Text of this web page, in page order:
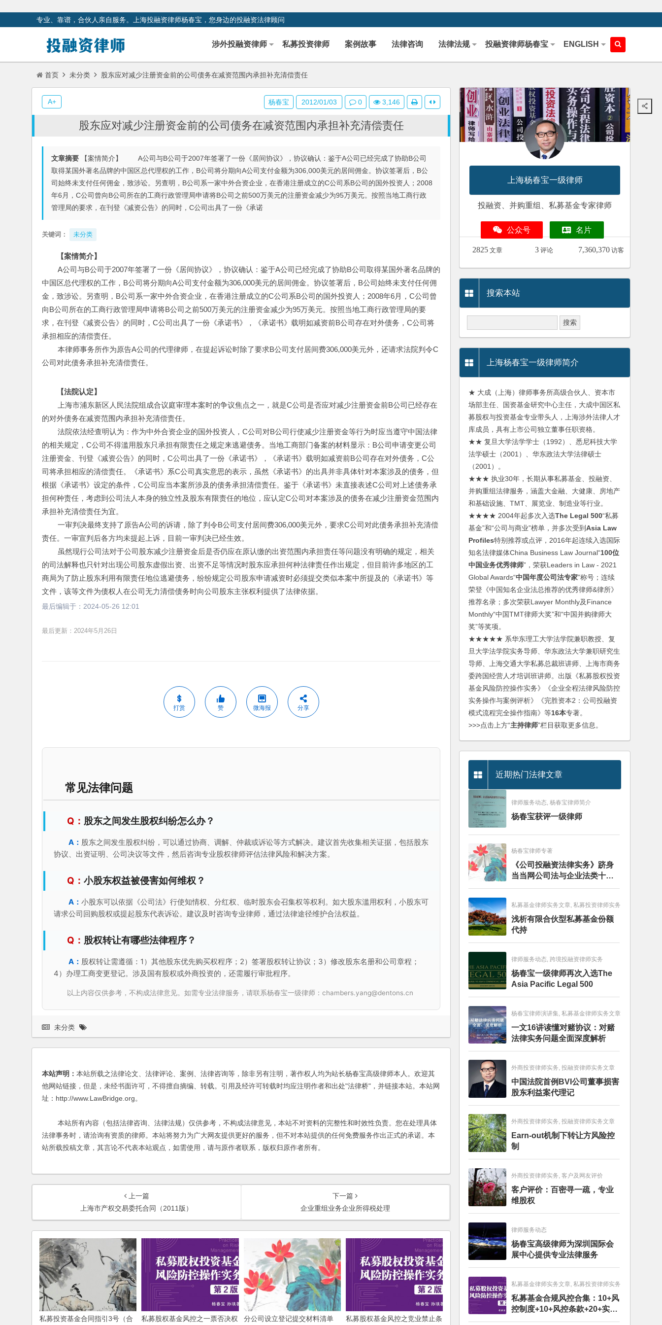
专业、靠谱，合伙人亲自服务。上海投融资律师杨春宝，您身边的投融资法律顾问
涉外投融资律师 私募投资律师 案例故事 法律咨询 法律法规 投融资律师杨春宝 ENGLISH
首页 未分类 股东应对减少注册资金前的公司债务在减资范围内承担补充清偿责任
股东应对减少注册资金前的公司债务在减资范围内承担补充清偿责任
文章摘要 【案情简介】 A公司与B公司于2007年签署了一份《居间协议》，协议确认：鉴于A公司已经完成了协助B公司
取得某国外著名品牌的中国区总代理权的工作，B公司将分期向A公司支付金额为306,000美元的居间佣金。协议签署后，B公
司始终未支付任何佣金，致涉讼。另查明，B公司系一家中外合资企业，在香港注册成立的C公司系B公司的国外投资人；2008
年6月，C公司曾向B公司所在的工商行政管理局申请将B公司之前500万美元的注册资金减少为95万美元。按照当地工商行政
管理局的要求，在刊登《减资公告》的同时，C公司出具了一份《承诺
关键词： 未分类
【案情简介】
A公司与B公司于2007年签署了一份《居间协议》，协议确认：鉴于A公司已经完成了协助B公司取得某国外著名品牌的
中国区总代理权的工作，B公司将分期向A公司支付金额为306,000美元的居间佣金。协议签署后，B公司始终未支付任何佣
金，致涉讼。另查明，B公司系一家中外合资企业，在香港注册成立的C公司系B公司的国外投资人；2008年6月，C公司曾
向B公司所在的工商行政管理局申请将B公司之前500万美元的注册资金减少为95万美元。按照当地工商行政管理局的要
求，在刊登《减资公告》的同时，C公司出具了一份《承诺书》，《承诺书》载明如减资前B公司存在对外债务，C公司将
承担相应的清偿责任。
本律师事务所作为原告A公司的代理律师，在提起诉讼时除了要求B公司支付居间费306,000美元外，还请求法院判令C
公司对此债务承担补充清偿责任。
【法院认定】
上海市浦东新区人民法院组成合议庭审理本案时的争议焦点之一，就是C公司是否应对减少注册资金前B公司已经存在
的对外债务在减资范围内承担补充清偿责任。
法院依法经查明认为：作为中外合资企业的国外投资人，C公司对B公司行使减少注册资金等行为时应当遵守中国法律
的相关规定，C公司不得滥用股东只承担有限责任之规定来逃避债务。当地工商部门备案的材料显示：B公司申请变更公司
注册资金、刊登《减资公告》的同时，C公司出具了一份《承诺书》，《承诺书》载明如减资前B公司存在对外债务，C公
司将承担相应的清偿责任。《承诺书》系C公司真实意思的表示，虽然《承诺书》的出具并非具体针对本案涉及的债务，但
根据《承诺书》设定的条件，C公司应当本案所涉及的债务承担清偿责任。鉴于《承诺书》未直接表述C公司对上述债务承
担何种责任，考虑到公司法人本身的独立性及股东有限责任的地位，应认定C公司对本案涉及的债务在减少注册资金范围内
承担补充清偿责任为宜。
一审判决最终支持了原告A公司的诉请，除了判令B公司支付居间费306,000美元外，要求C公司对此债务承担补充清偿
责任。一审宣判后各方均未提起上诉，目前一审判决已经生效。
虽然现行公司法对于公司股东减少注册资金后是否仍应在原认缴的出资范围内承担责任等问题没有明确的规定，相关
的司法解释也只针对出现公司股东虚假出资、出资不足等情况时股东应承担何种法律责任作出规定，但目前许多地区的工
商局为了防止股东利用有限责任地位逃避债务，纷纷规定公司股东申请减资时必须提交类似本案中所提及的《承诺书》等
文件，该等文件为债权人在公司无力清偿债务时向公司股东主张权利提供了法律依据。
最后编辑于： 2024-05-26 12:01
最后更新：2024年5月26日
打赏 赞 微海报 分享
常见法律问题
股东之间发生股权纠纷怎么办？
股东之间发生股权纠纷，可以通过协商、调解、仲裁或诉讼等方式解决。建议首先收集相关证据，包括股东
协议、出资证明、公司决议等文件，然后咨询专业股权律师评估法律风险和解决方案。
小股东权益被侵害如何维权？
小股东可以依据《公司法》行使知情权、分红权、临时股东会召集权等权利。如大股东滥用权利，小股东可
请求公司回购股权或提起股东代表诉讼。建议及时咨询专业律师，通过法律途径维护合法权益。
股权转让有哪些法律程序？
股权转让需遵循：1）其他股东优先购买权程序；2）签署股权转让协议；3）修改股东名册和公司章程；
4）办理工商变更登记。涉及国有股权或外商投资的，还需履行审批程序。
以上内容仅供参考，不构成法律意见。如需专业法律服务，请联系杨春宝一级律师：chambers.yang@dentons.cn
杨春宝 2012/01/03 0 3,146
A+
未分类
本站声明： 本站所载之法律论文、法律评论、案例、法律咨询等，除非另有注明，著作权人均为站长杨春宝高级律师本人。欢迎其
他网站链接，但是，未经书面许可，不得擅自摘编、转载。引用及经许可转载时均应注明作者和出处"法律桥"，并链接本站。本站网
址：http://www.LawBridge.org。
本站所有内容（包括法律咨询、法律法规）仅供参考，不构成法律意见，本站不对资料的完整性和时效性负责。您在处理具体
法律事务时，请洽询有资质的律师。本站将努力为广大网友提供更好的服务，但不对本站提供的任何免费服务作出正式的承诺。本
站所载投稿文章，其言论不代表本站观点，如需使用，请与原作者联系，版权归原作者所有。
上一篇
上海市产权交易委托合同（2011版）
下一篇
企业重组业务企业所得税处理
私募投资基金合同指引3号（合 私募股权基金风控之一票否决权 分公司设立登记提交材料清单 私募股权基金风控之竞业禁止条
上海杨春宝一级律师
投融资、并购重组、私募基金专家律师
公众号 名片
2825 文章 3 评论 7,360,370 访客
搜索本站
上海杨春宝一级律师简介
★ 大成（上海）律师事务所高级合伙人、资本市
场部主任、国资基金研究中心主任，大成中国区私
募股权与投资基金专业带头人，上海涉外法律人才
库成员，具有上市公司独立董事任职资格。
★★ 复旦大学法学学士（1992）、悉尼科技大学
法学硕士（2001）、华东政法大学法律硕士
（2001）。
★★★ 执业30年，长期从事私募基金、投融资、
并购重组法律服务，涵盖大金融、大健康、房地产
和基础设施、TMT、展览业、制造业等行业。
★★★★ 2004年起多次入选The Legal 500“私募
基金”和“公司与商业”榜单，并多次受到Asia Law
Profiles特别推荐或点评，2016年起连续入选国际
知名法律媒体China Business Law Journal“100位
中国业务优秀律师”，荣获Leaders in Law - 2021
Global Awards“中国年度公司法专家”称号；连续
荣登《中国知名企业法总推荐的优秀律师&律所》
推荐名录；多次荣获Lawyer Monthly及Finance
Monthly“中国TMT律师大奖”和“中国并购律师大
奖”等奖项。
★★★★★ 系华东理工大学法学院兼职教授、复
旦大学法学院实务导师、华东政法大学兼职研究生
导师、上海交通大学私募总裁班讲师、上海市商务
委跨国经营人才培训班讲师。出版《私募股权投资
基金风险防控操作实务》《企业全程法律风险防控
实务操作与案例评析》《完胜资本2：公司投融资
模式流程完全操作指南》等16本专著。
>>>点击上方“主持律师”栏目获取更多信息。
近期热门法律文章
律师服务动态, 杨春宝律师简介
杨春宝获评一级律师
杨春宝律师专著
《公司投融资法律实务》跻身
当当网公司法与企业法类十大
畅销图书榜
私募基金律师实务文章, 私募投资律师实务
浅析有限合伙型私募基金份额
代持
律师服务动态, 跨境投融资律师实务
杨春宝一级律师再次入选The
Asia Pacific Legal 500
杨春宝律师演讲集, 私募基金律师实务文章
一文16讲读懂对赌协议：对赌
法律实务问题全面深度解析
外商投资律师实务, 投融资律师实务文章
中国法院首例BVI公司董事损害
股东利益案代理记
外商投资律师实务, 投融资律师实务文章
Earn-out机制下转让方风险控
制
外商投资律师实务, 客户及网友评价
客户评价：百密寻一疏，专业
维股权
律师服务动态
杨春宝高级律师为深圳国际会
展中心提供专业法律服务
私募基金律师实务文章, 私募投资律师实务
私募基金合规风控合集：10+风
控制度+10+风控条款+20+实务
文章+每月动态